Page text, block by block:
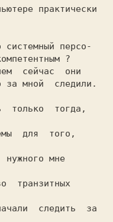
практически
персо-
?
сейчас  они
за мной  следили.
только  тогда,
для  того,
нужного мне
транзитных
следить  за